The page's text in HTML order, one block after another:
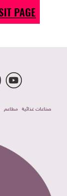
صناعات غذائية مطاعم